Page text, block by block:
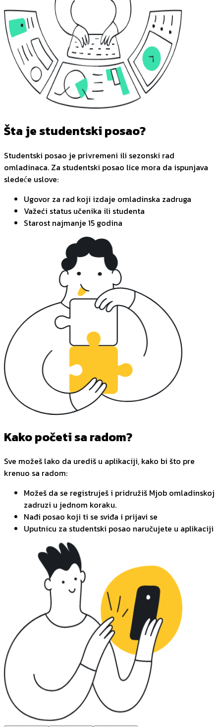
Šta je studentski posao?
Studentski posao je privremeni ili sezonski rad
omladinaca. Za studentski posao lice mora da ispunjava
sledeće uslove:
Ugovor za rad koji izdaje omladinska zadruga
Važeći status učenika ili studenta
Starost najmanje 15 godina
Kako početi sa radom?
Sve možeš lako da urediš u aplikaciji, kako bi što pre
krenuo sa radom:
Možeš da se registruješ i pridružiš Mjob omladinskoj
zadruzi u jednom koraku.
Nađi posao koji ti se sviđa i prijavi se
Uputnicu za studentski posao naručujete u aplikaciji